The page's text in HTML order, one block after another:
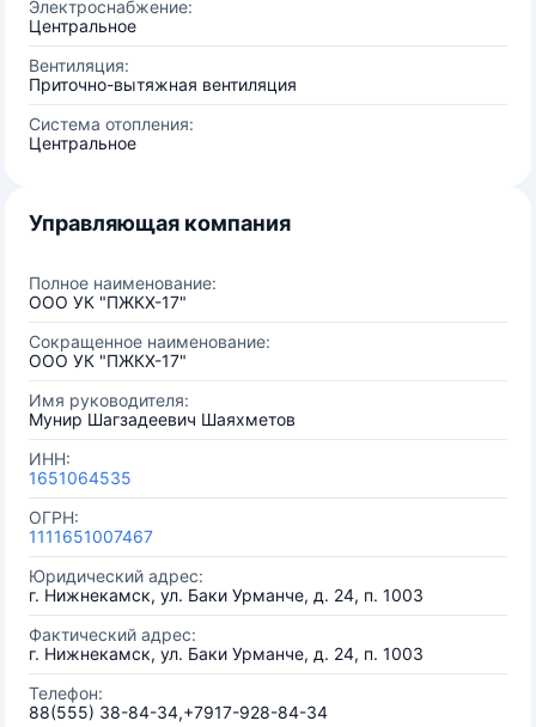
Электроснабжение:
Центральное
Вентиляция:
Приточно-вытяжная вентиляция
Система отопления:
Центральное
Управляющая компания
Полное наименование:
ООО УК "ПЖКХ-17"
Сокращенное наименование:
ООО УК "ПЖКХ-17"
Имя руководителя:
Мунир Шагзадеевич Шаяхметов
ИНН:
1651064535
ОГРН:
1111651007467
Юридический адрес:
г. Нижнекамск, ул. Баки Урманче, д. 24, п. 1003
Фактический адрес:
г. Нижнекамск, ул. Баки Урманче, д. 24, п. 1003
Телефон:
88(555) 38-84-34,+7917-928-84-34